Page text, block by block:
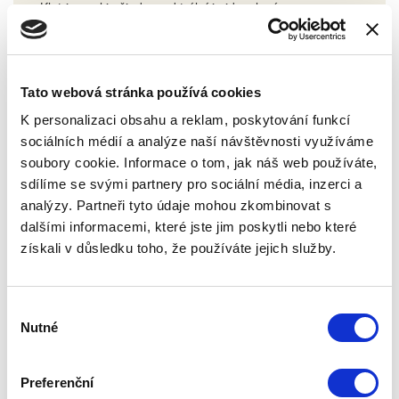
Tato webová stránka používá cookies
K personalizaci obsahu a reklam, poskytování funkcí
sociálních médií a analýze naší návštěvnosti využíváme
soubory cookie. Informace o tom, jak náš web používáte,
sdílíme se svými partnery pro sociální média, inzerci a
analýzy. Partneři tyto údaje mohou zkombinovat s
dalšími informacemi, které jste jim poskytli nebo které
získali v důsledku toho, že používáte jejich služby.
souhlasu
Nutné
Preferenční
Klotrimazol je širokospektrální imidazolové
antimykotikum, které se velmi často používá na lokální
léčbu mykotických onemocnění kůže a sliznic
způsobených dermatofyty a různými druhy kvasinek.
genitální oblasti, pityriasis versicolor apod. Kombinace
klotrimazolu s hexamidinem nebo případně ještě s
prednizolonem rozšiřuje spektrum účinku léčby, zvyšuje
efektivitu a urychluje léčbu.
Číst více